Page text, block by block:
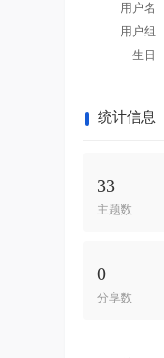
用户名
用户组
生日
统计信息
33
主题数
0
分享数